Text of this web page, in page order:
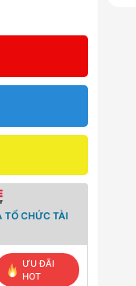
TỔ CHỨC TÀI
ƯU ĐÃI
HOT